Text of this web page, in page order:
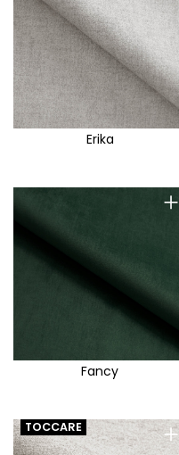
Erika
+
Fancy
+
TOCCARE